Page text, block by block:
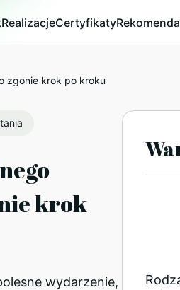
RealizacjeCertyfikaty
zgonie krok po kroku
krok
wydarzenie,